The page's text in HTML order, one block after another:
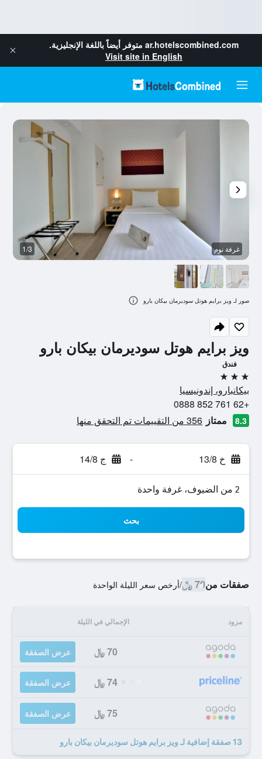
ar.hotelscombined.com متوفر أيضاً باللغة الإنجليزية.
Visit site in English
ويز برايم هوتل سوديرمان بيكان بارو
فندق
3 نجوم
بيكانبارو، إندونيسيا
+62 761 852 0888
8.3 ممتاز 356 من التقييمات تم التحقق منها
خ 13/8 - ج 14/8
2 من الضيوف، غرفة واحدة
بحث
صفقات من70 ﷼ /أرخص سعر الليلة الواحدة
مزود الإجمالي في الليلة
70 ﷼ عرض الصفقة
74 ﷼ عرض الصفقة
75 ﷼ عرض الصفقة
13 صفقة إضافية لـ ويز برايم هوتل سوديرمان بيكان بارو
غرفة نوم 1/3
صور لـ ويز برايم هوتل سوديرمان بيكان بارو